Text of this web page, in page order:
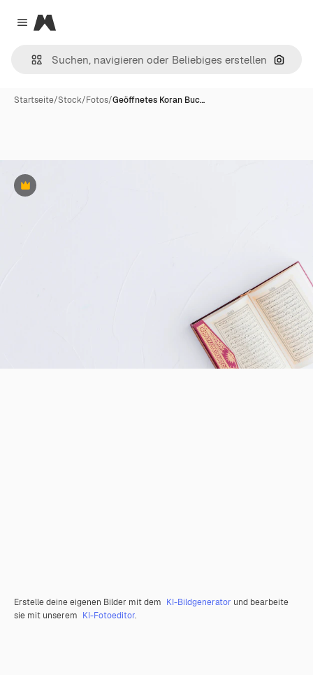
Close menu
Magnific
Nach
Startseite/Stock/Fotos/Geöffnetes Koran Buc…
Premium
Erstelle deine eigenen Bilder mit dem KI-Bildgenerator und bearbeite
sie mit unserem KI-Fotoeditor.